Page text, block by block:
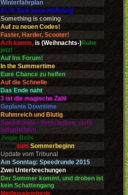
Winterfahrplan
DL 4: Eine neue Hoffnung
Something is coming
Auf zu neuen Codes!
Faster, Harder, Scooter!
Ach komm, is (Weihnachts-)Ruhe
jetz!
Auf Ins Forum!
In the Summertime
Eure Chance zu helfen
Auf die Schnelle
Das Ende naht
3 ist die magische Zahl
Geplante Downtime
Ruhmreich und Blutig
Speedrunde - Verschoben, nicht
aufgehoben!
Jingle Bells
Ende zum Sommerbeginn
Update vom Tribunal
Am Sonntag: Speedrunde 2015
Zwei Unterbrechungen
Der Sommer kommt, und droben ist
kein Schattengang
Methusalemlords